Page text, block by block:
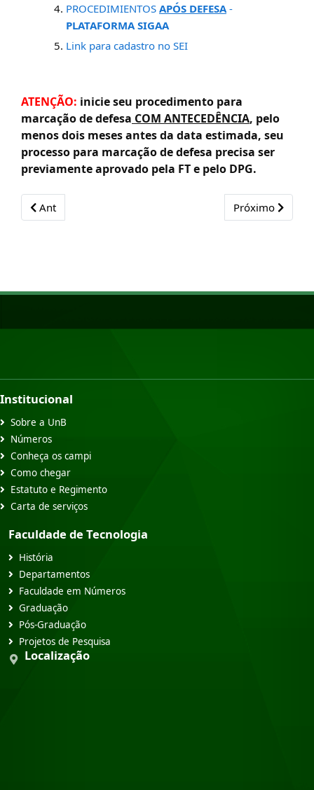
PROCEDIMIENTOS APÓS DEFESA-
PLATAFORMA SIGAA
Link para cadastro no SEI
ATENÇÃO: inicie seu procedimento para
marcação de defesa COM ANTECEDÊNCIA, pelo
menos dois meses antes da data estimada, seu
processo para marcação de defesa precisa ser
previamente aprovado pela FT e pelo DPG.
Previous article: Formulários e Documentos para Alunos
Ant Next article:
Próximo
Institucional
Sobre a UnB
Números
Conheça os campi
Como chegar
Estatuto e Regimento
Carta de serviços
Faculdade de Tecnologia
História
Departamentos
Faculdade em Números
Graduação
Pós-Graduação
Projetos de Pesquisa
Localização